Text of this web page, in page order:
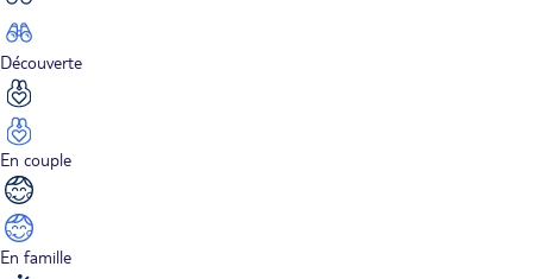
Découverte
En couple
En famille